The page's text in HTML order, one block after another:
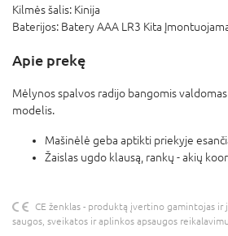
Kilmės šalis: Kinija
Baterijos: Batery AAA LR3 Kita
Apie prekę
Mėlynos spalvos radijo bangomis
modelis.
Mašinėlė geba aptikti priekyje
Žaislas ugdo klausą, rankų - akių
CE ženklas - produktą įvertino gamintojas ir
saugos, sveikatos ir aplinkos apsaugos